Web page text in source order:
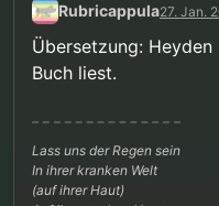
Rubricappula27. Jan.
Übersetzung:
Buch liest.
Lass uns der Regen sein
In ihrer kranken Welt
(auf ihrer Haut)